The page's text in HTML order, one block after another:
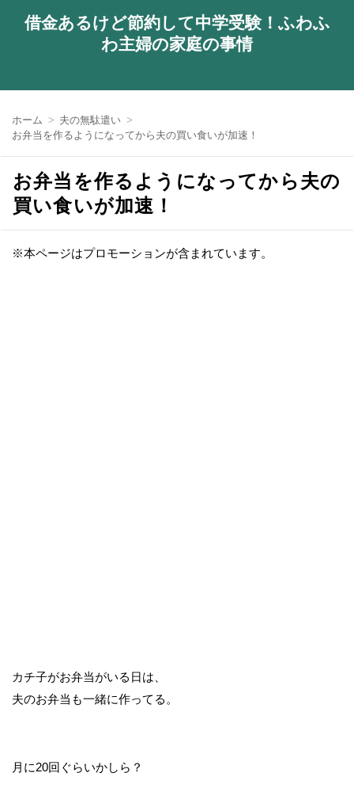
借金あるけど節約して中学受験！ふわふ
わ主婦の家庭の事情
ホーム
夫の無駄遣い
お弁当を作るようになってから夫の買い食いが加速！
お弁当を作るようになってから夫の
買い食いが加速！
※本ページはプロモーションが含まれています。
カチ子がお弁当がいる日は、
夫のお弁当も一緒に作ってる。
月に20回ぐらいかしら？